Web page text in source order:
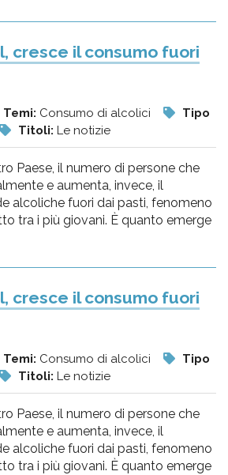
cresce il consumo fuori
Temi: Consumo di alcolici
Tipo
Titoli: Le notizie
Paese, il numero di persone che
e aumenta, invece, il
alcoliche fuori dai pasti, fenomeno
tra i più giovani. È quanto emerge
cresce il consumo fuori
Temi: Consumo di alcolici
Tipo
Titoli: Le notizie
Paese, il numero di persone che
e aumenta, invece, il
alcoliche fuori dai pasti, fenomeno
tra i più giovani. È quanto emerge